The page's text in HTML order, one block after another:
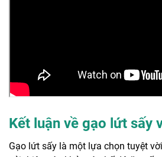
Kết luận về gạo lứt sấy
Gạo lứt sấy là một lựa chọn tuyệt